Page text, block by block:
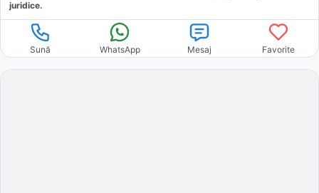
juridice.
Sună WhatsApp Mesaj Favorite